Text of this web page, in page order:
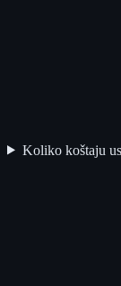
Koliko koštaju